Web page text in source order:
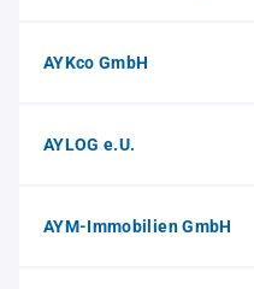
AYKco GmbH
AYLOG e.U.
AYM-Immobilien GmbH